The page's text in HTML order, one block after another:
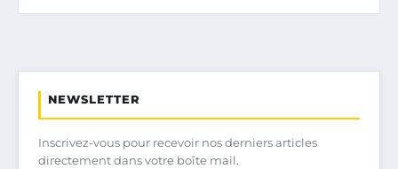
NEWSLETTER
Inscrivez-vous pour recevoir nos derniers articles
directement dans votre boîte mail.